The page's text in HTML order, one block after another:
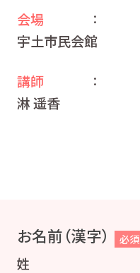
会場 ：
宇土市民会館
講師 ：
淋 遥香
お名前（漢字） 必須
姓